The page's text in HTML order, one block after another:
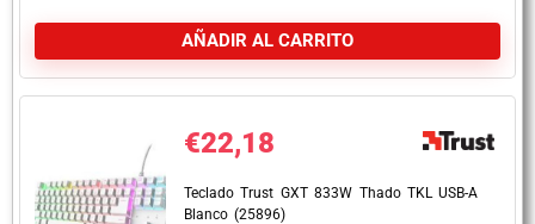
AÑADIR AL CARRITO
€22,18
Teclado Trust GXT 833W Thado TKL USB-A
Blanco (25896)